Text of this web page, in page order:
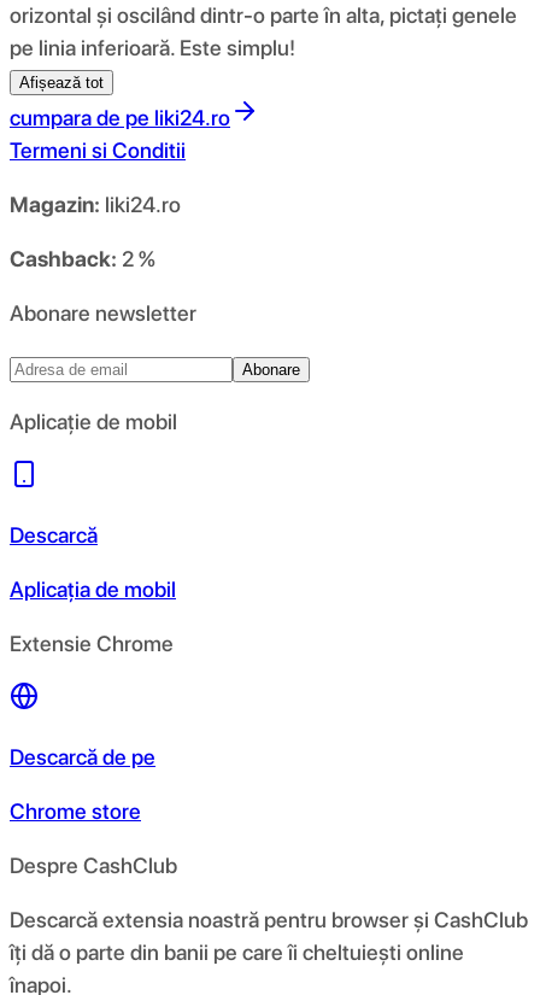
orizontal și oscilând dintr-o parte în alta, pictați genele
pe linia inferioară. Este simplu!
Afișează tot
cumpara de pe liki24.ro
Termeni si Conditii
Magazin: liki24.ro
Cashback: 2 %
Abonare newsletter
Abonare
Aplicație de mobil
Descarcă
Aplicația de mobil
Extensie Chrome
Descarcă de pe
Chrome store
Despre CashClub
Descarcă extensia noastră pentru browser și CashClub
îți dă o parte din banii pe care îi cheltuiești online
înapoi.